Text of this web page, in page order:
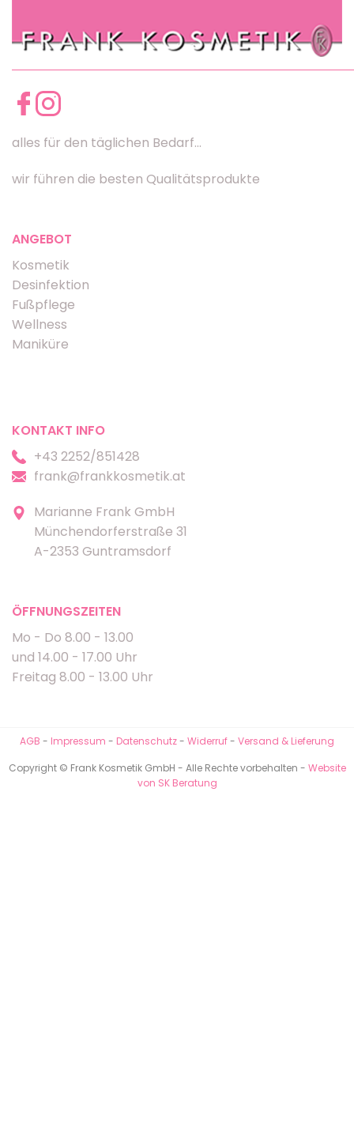
alles für den täglichen Bedarf...
wir führen die besten Qualitätsprodukte
ANGEBOT
Kosmetik
Desinfektion
Fußpflege
Wellness
Maniküre
KONTAKT INFO
+43 2252/851428
frank@frankkosmetik.at
Marianne Frank GmbH
Münchendorferstraße 31
A-2353 Guntramsdorf
ÖFFNUNGSZEITEN
Mo - Do 8.00 - 13.00
und 14.00 - 17.00 Uhr
Freitag 8.00 - 13.00 Uhr
AGB - Impressum - Datenschutz- Widerruf- Versand & Lieferung
Copyright © Frank Kosmetik GmbH - Alle Rechte vorbehalten - Website
von SK Beratung